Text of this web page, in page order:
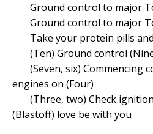
Ground control to major
Ground control to major
Take your protein pills
(Ten) Ground control
(Seven, six) Commencing
engines on (Four)
(Three, two) Check
(Blastoff) love be with you